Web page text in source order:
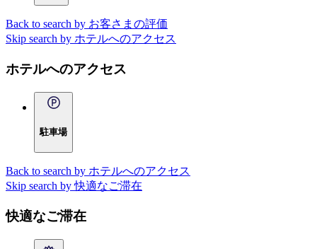
Back to search by お客さまの評価
Skip search by ホテルへのアクセス
ホテルへのアクセス
駐車場
Back to search by ホテルへのアクセス
Skip search by 快適なご滞在
快適なご滞在